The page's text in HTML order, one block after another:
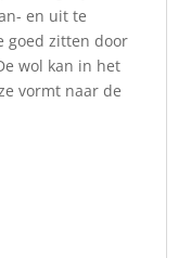
en uit te
goed zitten door
wol kan in het
vormt naar de